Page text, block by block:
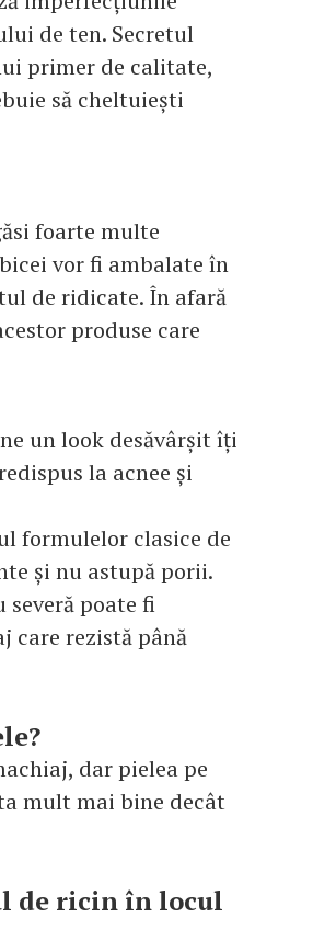
de ten. Secretul
primer de calitate,
să cheltuiești
foarte multe
vor fi ambalate în
de ridicate. În afară
produse care
un look desăvârșit îți
la acnee și
formulelor clasice de
și nu astupă porii.
severă poate fi
care rezistă până
dar pielea pe
mult mai bine decât
de ricin în locul